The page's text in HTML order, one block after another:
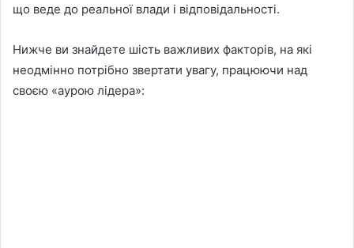
що веде до реальної влади і відповідальності.
Нижче ви знайдете шість важливих факторів, на які
неодмінно потрібно звертати увагу, працюючи над
своєю «аурою лідера»: